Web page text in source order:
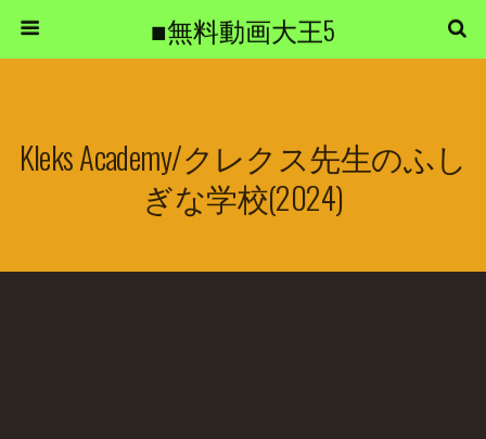
■無料動画大王5
Kleks Academy/クレクス先生のふし
ぎな学校(2024)